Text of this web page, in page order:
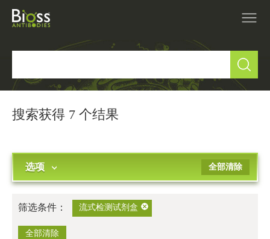
技术支持
搜索获得 7 个结果
选项 全部清除
筛选条件： 流式检测试剂盒
全部清除